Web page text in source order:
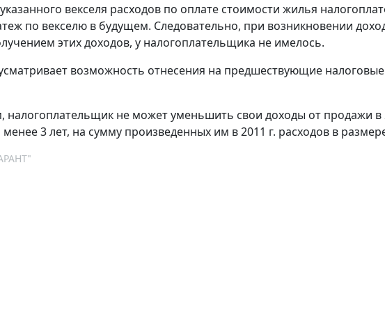
векселя расходов по оплате стоимости жилья
по векселю в будущем. Следовательно, при возникновении
этих доходов, у налогоплательщика не имелось.
возможность отнесения на предшествующие
налогоплательщик не может уменьшить свои доходы от продажи в
менее 3 лет, на сумму произведенных им в 2011 г. расходов в